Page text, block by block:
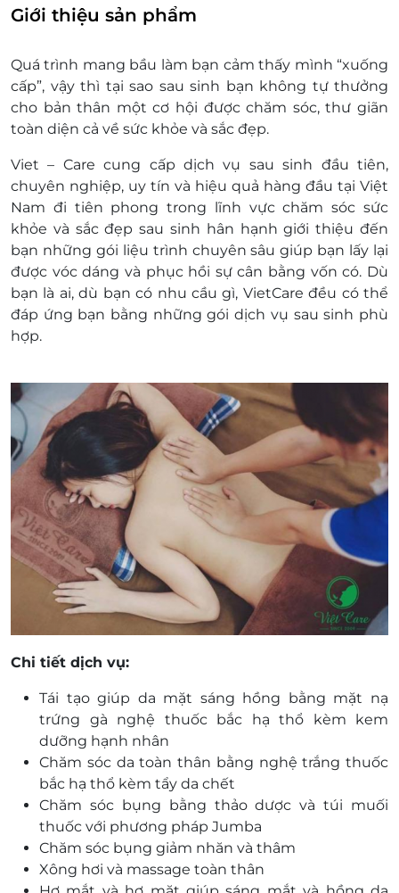
Điện thoại: 024.4451.1111
Một khách hàng được mua nhiều E-Voucher/E-
E-Voucher/E-Coupon không có giá trị quy đổi
thành tiền mặt, không trả lại tiền thừa.
Không áp dụng đồng thời với chương trình
khuyến mại khác
Giá chưa bao gồm VAT, khách hàng muốn lấy
hóa đơn vui lòng liên hệ hotline hỗ trợ.
Giới thiệu sản phẩm
Quá trình mang bầu làm bạn cảm thấy mình “xuống
cấp”, vậy thì tại sao sau sinh bạn không tự thưởng
cho bản thân một cơ hội được chăm sóc, thư giãn
toàn diện cả về sức khỏe và sắc đẹp.
Viet – Care cung cấp dịch vụ sau sinh đầu tiên,
chuyên nghiệp, uy tín và hiệu quả hàng đầu tại Việt
Nam đi tiên phong trong lĩnh vực chăm sóc sức
khỏe và sắc đẹp sau sinh hân hạnh giới thiệu đến
bạn những gói liệu trình chuyên sâu giúp bạn lấy lại
được vóc dáng và phục hồi sự cân bằng vốn có. Dù
bạn là ai, dù bạn có nhu cầu gì, VietCare đều có thể
đáp ứng bạn bằng những gói dịch vụ sau sinh phù
hợp.
Chi tiết dịch vụ:
Tái tạo giúp da mặt sáng hồng bằng mặt nạ
trứng gà nghệ thuốc bắc hạ thổ kèm kem
dưỡng hạnh nhân
Chăm sóc da toàn thân bằng nghệ trắng thuốc
bắc hạ thổ kèm tẩy da chết
Chăm sóc bụng bằng thảo dược và túi muối
thuốc với phương pháp Jumba
Chăm sóc bụng giảm nhăn và thâm
Xông hơi và massage toàn thân